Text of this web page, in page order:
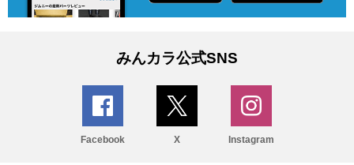
みんカラ公式SNS
Facebook X Instagram